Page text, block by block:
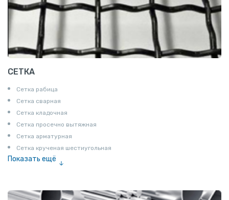
СЕТКА
Сетка рабица
Сетка сварная
Сетка кладочная
Сетка просечно вытяжная
Сетка арматурная
Сетка крученая шестиугольная
Показать ещё